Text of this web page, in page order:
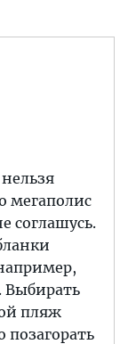
мегаполис
соглашусь.
Выбирать
пляж
позагорать